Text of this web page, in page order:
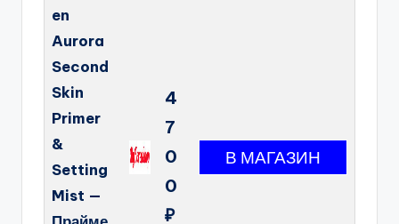
en
Aurora
Second
Skin
Primer
&
Setting
Mist —
4
7
0
0
₽